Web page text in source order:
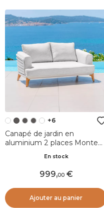
+6
Canapé de jardin en
aluminium 2 places Monte
En stock
999,00
Ajouter au panier